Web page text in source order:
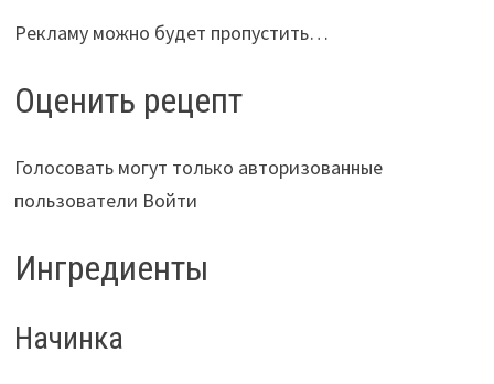
Рекламу можно будет пропустить…
Оценить рецепт
Голосовать могут только авторизованные
пользователи Войти
Ингредиенты
Начинка